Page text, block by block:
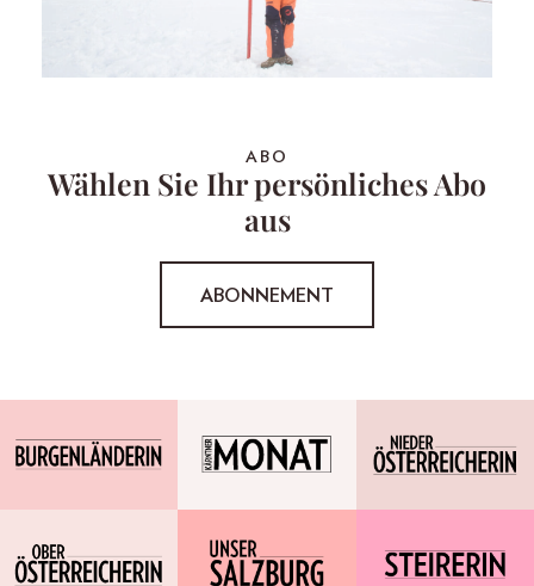
ABO
Wählen Sie Ihr persönliches Abo
aus
ABONNEMENT